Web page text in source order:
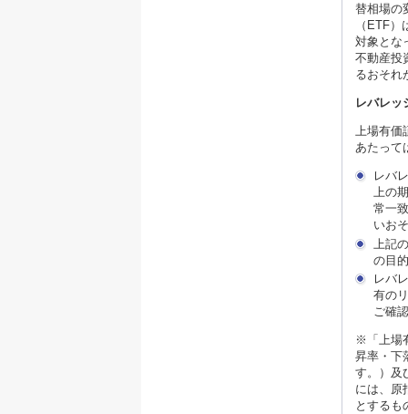
替相場の
（ETF
対象とな
不動産投
るおそれ
レバレッ
上場有
あたって
レバ
上の
常一
いお
上記
の目
レバ
有の
ご確
※「上場
昇率・下
す。）及
には、原
とするも